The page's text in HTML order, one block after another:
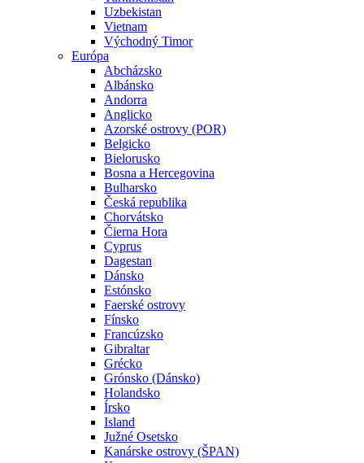
Uzbekistan
Vietnam
Východný Timor
Európa
Abcházsko
Albánsko
Andorra
Anglicko
Azorské ostrovy (POR)
Belgicko
Bielorusko
Bosna a Hercegovina
Bulharsko
Česká republika
Chorvátsko
Čierna Hora
Cyprus
Dagestan
Dánsko
Estónsko
Faerské ostrovy
Fínsko
Francúzsko
Gibraltar
Grécko
Grónsko (Dánsko)
Holandsko
Írsko
Island
Južné Osetsko
Kanárske ostrovy (ŠPAN)